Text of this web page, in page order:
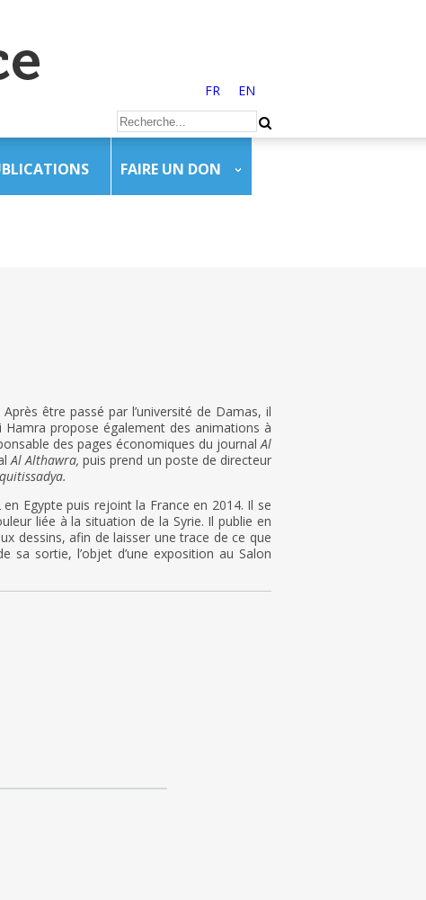
FR EN
FAIRE UN DON
être passé par l’université de Damas, il
Hamra propose également des animations à
des pages économiques du journalAl
Al Althawra,puis prend un poste de directeur
Egypte puis rejoint la France en 2014. Il se
liée à la situation de la Syrie. Il publie en
dessins, afin de laisser une trace de ce que
sa sortie, l’objet d’une exposition au Salon